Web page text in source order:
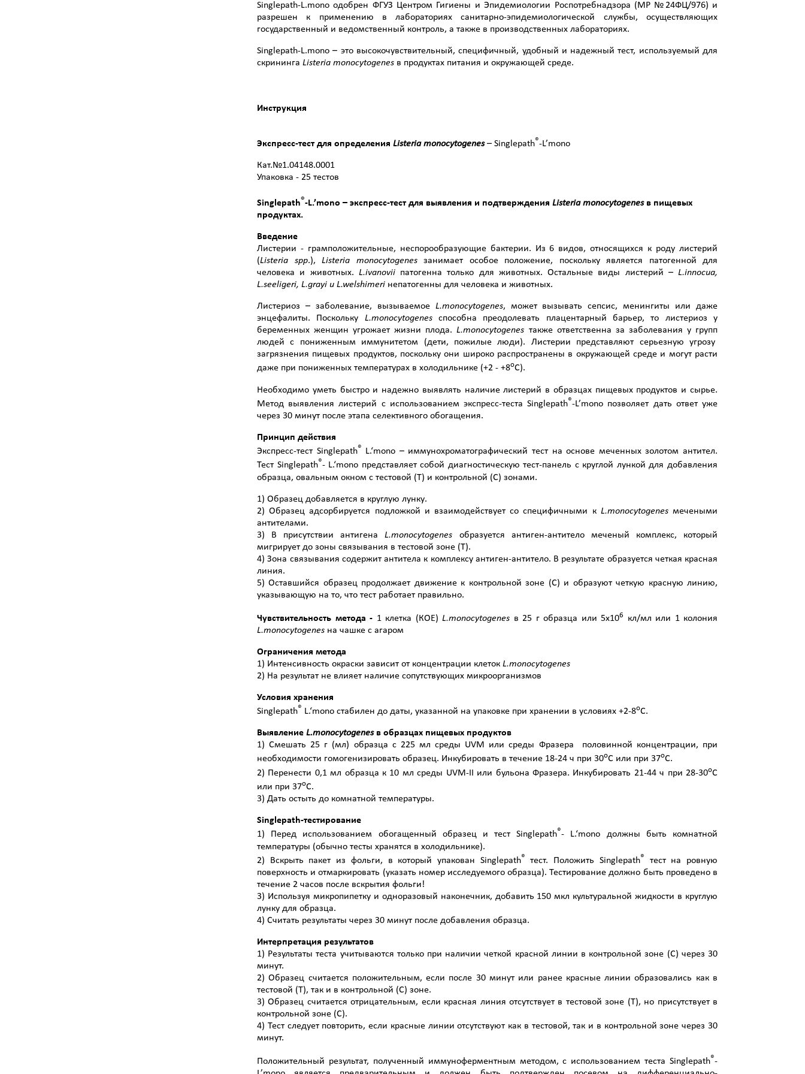
Singlepath-L.mono одобрен ФГУЗ Центром Гигиены и Эпидемиологии Роспотребнадзора (МР №24ФЦ/976) и
разрешен к применению в лабораториях санитарно-эпидемиологической службы, осуществляющих
государственный и ведомственный контроль, а также в производственных лабораториях.
Singlepath-L.mono – это высокочувствительный, специфичный, удобный и надежный тест, используемый для
скрининга Listeria monocytogenes в продуктах питания и окружающей среде.
Инструкция
Экспресс-тест для определения Listeria monocytogenes – Singlepath®-L’mono
Кат.№1.04148.0001
Упаковка - 25 тестов
Singlepath®-L.’mono – экспресс-тест для выявления и подтверждения Listeria monocytogenesв пищевых
продуктах.
Введение
Листерии - грамположительные, неспорообразующие бактерии. Из 6 видов, относящихся к роду листерий
(Listeria spp.), Listeria monocytogenesзанимает особое положение, поскольку является патогенной для
человека и животных. L.ivanoviiпатогенна только для животных. Остальные виды листерий – L.innocua,
L.seeligeri, L.grayi и L.welshimeri непатогенны для человека и животных.
Листериоз – заболевание, вызываемое L.monocytogenes, может вызывать сепсис, менингиты или даже
энцефалиты. Поскольку L.monocytogenesспособна преодолевать плацентарный барьер, то листериоз у
беременных женщин угрожает жизни плода.L.monocytogenes также ответственна за заболевания у групп
людей с пониженным иммунитетом (дети, пожилые люди). Листерии представляют серьезную угрозу
загрязнения пищевых продуктов, поскольку они широко распространены в окружающей среде и могут расти
даже при пониженных температурах в холодильнике (+2 - +8оС).
Необходимо уметь быстро и надежно выявлять наличие листерий в образцах пищевых продуктов и сырье.
Метод выявления листерий с использованием экспресс-теста Singlepath®-L’mono позволяет дать ответ уже
через 30 минут после этапа селективного обогащения.
Принцип действия
Экспресс-тест Singlepath®
L.‘mono – иммунохроматографический тест на основе меченных золотом антител.
Тест Singlepath®- L.‘mono представляет собой диагностическую тест-панель с круглой лункой для добавления
образца, овальным окном с тестовой (Т) и контрольной (С) зонами.
1) Образец добавляется в круглую лунку.
2) Образец адсорбируется подложкой и взаимодействует со специфичными к L.monocytogenes мечеными
антителами.
3) В присутствии антигенаL.monocytogenes
образуется антиген-антитело меченый комплекс, который
мигрирует до зоны связывания в тестовой зоне (Т).
4) Зона связывания содержит антитела к комплексу антиген-антитело. В результате образуется четкая красная
линия.
5) Оставшийся образец продолжает движение к контрольной зоне (С) и образуют четкую красную линию,
указывающую на то, что тест работает правильно.
Чувствительность метода - 1 клетка (КОЕ) L.monocytogenes в 25 г образца или 5х106
кл/мл или 1 колония
L.monocytogenes на чашке с агаром
Ограничения метода
1) Интенсивность окраски зависит от концентрации клеток L.monocytogenes
2) На результат не влияет наличие сопутствующих микроорганизмов
Условия хранения
Singlepath® L.‘mono стабилен до даты, указанной на упаковке при хранении в условиях +2-8оС.
Выявление L.monocytogenes в образцах пищевых продуктов
1) Смешать 25 г (мл) образца с 225 мл среды UVM или среды Фразера половинной концентрации, при
необходимости гомогенизировать образец. Инкубировать в течение 18-24 ч при 30оС или при 37оС.
2) Перенести 0,1 мл образца к 10 мл среды UVM-II или бульона Фразера. Инкубировать 21-44 ч при 28-30оС
или при 37оС.
3) Дать остыть до комнатной температуры.
Singlepath-тестирование
1) Перед использованием обогащенный образец и тест Singlepath®- L.‘mono должны быть комнатной
температуры (обычно тесты хранятся в холодильнике).
2) Вскрыть пакет из фольги, в который упакован Singlepath® тест. Положить Singlepath®
тест на ровную
поверхность и отмаркировать (указать номер исследуемого образца). Тестирование должно быть проведено в
течение 2 часов после вскрытия фольги!
3) Используя микропипетку и одноразовый наконечник, добавить 150 мкл культуральной жидкости в круглую
лунку для образца.
4) Считать результаты через 30 минут после добавления образца.
Интерпретация результатов
1) Результаты теста учитываются только при наличии четкой красной линии в контрольной зоне (С) через 30
минут.
2) Образец считается положительным, если после 30 минут или ранее красные линии образовались как в
тестовой (Т), так и в контрольной (С) зоне.
3) Образец считается отрицательным, если красная линия отсутствует в тестовой зоне (Т), но присутствует в
контрольной зоне (С).
4) Тест следует повторить, если красные линии отсутствуют как в тестовой, так и в контрольной зоне через 30
минут.
Положительный результат, полученный иммуноферментным методом, с использованием теста Singlepath®-